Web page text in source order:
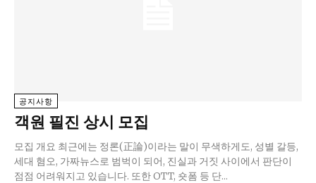
사회
경제
경제일반
공지사항
객원 필진 상시 모집
모집 개요 최근에는 정론(正論)이라는 말이 무색하게도, 성별 갈등,
세대 혐오, 가짜뉴스로 범벅이 되어, 진실과 거짓 사이에서 판단이
점점 어려워지고 있습니다. 또한 OTT, 숏폼 등 단...